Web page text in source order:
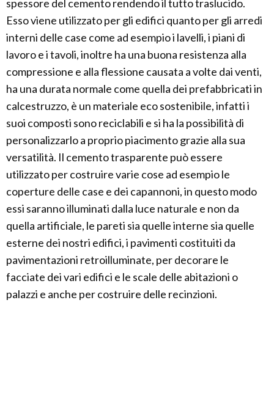
spessore del cemento rendendo il tutto traslucido.
Esso viene utilizzato per gli edifici quanto per gli arredi
interni delle case come ad esempio i lavelli, i piani di
lavoro e i tavoli, inoltre ha una buona resistenza alla
compressione e alla flessione causata a volte dai venti,
ha una durata normale come quella dei prefabbricati in
calcestruzzo, è un materiale eco sostenibile, infatti i
suoi composti sono reciclabili e si ha la possibilità di
personalizzarlo a proprio piacimento grazie alla sua
versatilità. Il cemento trasparente può essere
utilizzato per costruire varie cose ad esempio le
coperture delle case e dei capannoni, in questo modo
essi saranno illuminati dalla luce naturale e non da
quella artificiale, le pareti sia quelle interne sia quelle
esterne dei nostri edifici, i pavimenti costituiti da
pavimentazioni retroilluminate, per decorare le
facciate dei vari edifici e le scale delle abitazioni o
palazzi e anche per costruire delle recinzioni.